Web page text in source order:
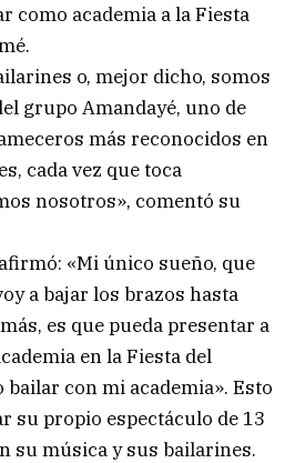
como academia a la Fiesta
o, mejor dicho, somos
grupo Amandayé, uno de
más reconocidos en
cada vez que toca
nosotros», comentó su
«Mi único sueño, que
a bajar los brazos hasta
es que pueda presentar a
en la Fiesta del
bailar con mi academia». Esto
su propio espectáculo de 13
su música y sus bailarines.